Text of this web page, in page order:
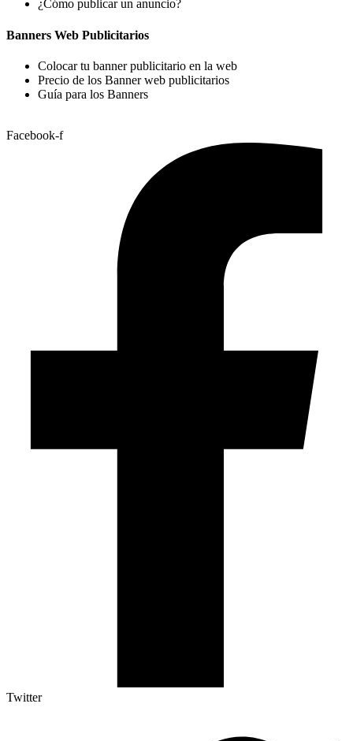
¿Cómo publicar un anuncio?
Banners Web Publicitarios
Colocar tu banner publicitario en la web
Precio de los Banner web publicitarios
Guía para los Banners
Facebook-f
Twitter